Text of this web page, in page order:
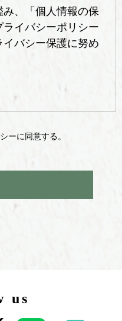
、「個人情報の保
イバシーポリシー
バシー保護に努め
ーに同意する。
us